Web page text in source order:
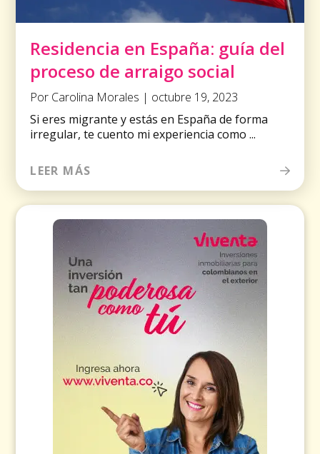
Residencia en España: guía del
proceso de arraigo social
Por Carolina Morales | octubre 19, 2023
Si eres migrante y estás en España de forma
irregular, te cuento mi experiencia como ...
LEER MÁS